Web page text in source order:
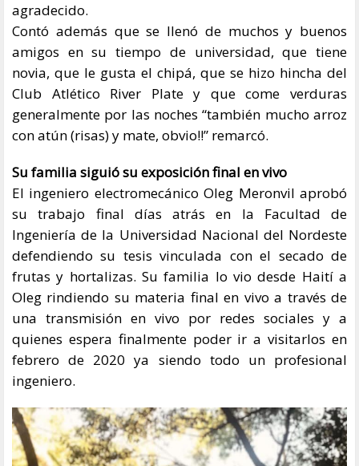
agradecido.
Contó además que se llenó de muchos y buenos
amigos en su tiempo de universidad, que tiene
novia, que le gusta el chipá, que se hizo hincha del
Club Atlético River Plate y que come verduras
generalmente por las noches “también mucho arroz
con atún (risas) y mate, obvio!!” remarcó.
Su familia siguió su exposición final en vivo
El ingeniero electromecánico Oleg Meronvil aprobó
su trabajo final días atrás en la Facultad de
Ingeniería de la Universidad Nacional del Nordeste
defendiendo su tesis vinculada con el secado de
frutas y hortalizas. Su familia lo vio desde Haití a
Oleg rindiendo su materia final en vivo a través de
una transmisión en vivo por redes sociales y a
quienes espera finalmente poder ir a visitarlos en
febrero de 2020 ya siendo todo un profesional
ingeniero.